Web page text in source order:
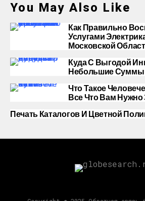
You May Also Like
Как Правильно
Услугами
Московской
Куда С Выгодой
Небольшие Суммы
Что Такое
Все Что Вам Нужно
Печать Каталогов И Цветной